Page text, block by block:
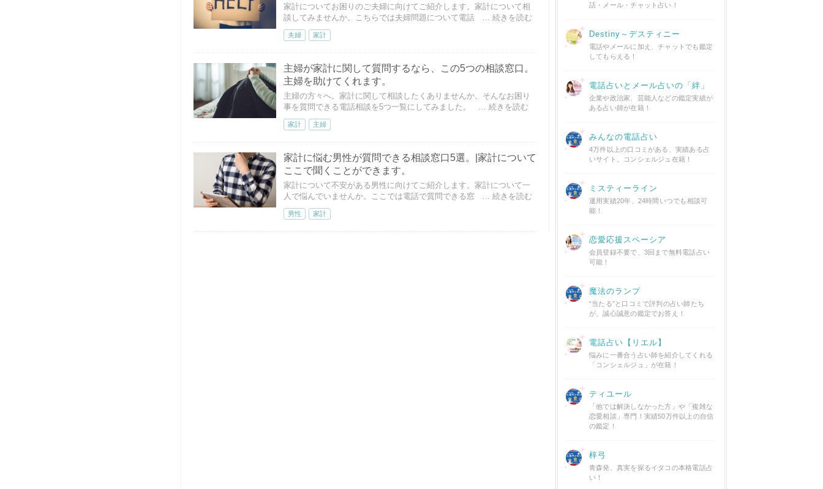
家計についてお困りのご夫婦に向けてご紹介します。家計について相
談してみませんか。こちらでは夫婦問題について電話
… 続きを読む
夫婦 家計
主婦が家計に関して質問するなら、この5つの相談窓口。
主婦を助けてくれます。
主婦の方々へ。家計に関して相談したくありませんか。そんなお困り
事を質問できる電話相談を5つ一覧にしてみました。
… 続きを読む
家計 主婦
家計に悩む男性が質問できる相談窓口5選。|家計について
ここで聞くことができます。
家計について不安がある男性に向けてご紹介します。家計について一
人で悩んでいませんか。ここでは電話で質問できる窓
… 続きを読む
男性 家計
話・メール・チャット占い！
Destiny～デスティニー
電話やメールに加え、チャットでも鑑定
してもらえる！
電話占いとメール占いの「絆」
企業や政治家、芸能人などの鑑定実績が
ある占い師が在籍！
みんなの電話占い
4万件以上の口コミがある、実績ある占
いサイト。コンシェルジュ在籍！
ミスティーライン
運用実績20年、24時間いつでも相談可
能！
恋愛応援スペーシア
会員登録不要で、3回まで無料電話占い
可能！
魔法のランプ
“当たる”と口コミで評判の占い師たち
が、誠心誠意の鑑定でお答え！
電話占い【リエル】
悩みに一番合う占い師を紹介してくれる
「コンシェルジュ」が在籍！
ティユール
「他では解決しなかった方」や「複雑な
恋愛相談」専門！実績50万件以上の自信
の鑑定！
梓弓
青森発、真実を探るイタコの本格電話占
い！